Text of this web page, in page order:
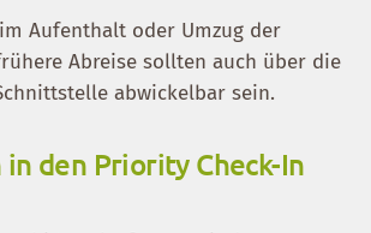
Aufenthalt oder Umzug der
Abreise sollten auch über die
abwickelbar sein.
den Priority Check-In